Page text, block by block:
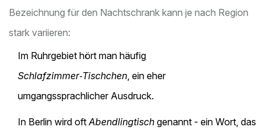
Bezeichnung für den Nachtschrank kann je nach Region
stark variieren:
Im Ruhrgebiet hört man häufig
Schlafzimmer‑Tischchen, ein eher
umgangssprachlicher Ausdruck.
In Berlin wird oftAbendlingtisch genannt - ein Wort, das